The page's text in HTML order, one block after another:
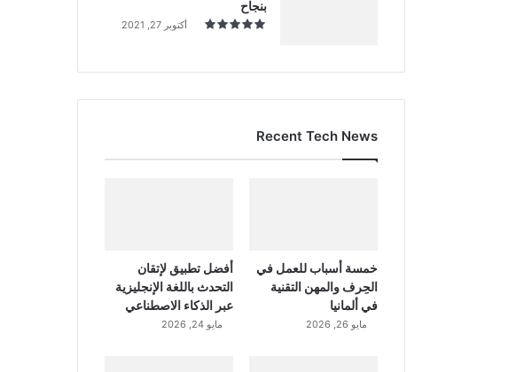
بنجاح
أكتوبر 27, 2021
Recent Tech News
خمسة أسباب للعمل في
الحِرف والمهن التقنية
في ألمانيا
مايو 26, 2026
أفضل تطبيق لإتقان
التحدث باللغة الإنجليزية
عبر الذكاء الاصطناعي
مايو 24, 2026